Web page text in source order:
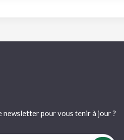
pour vous tenir à jour ?